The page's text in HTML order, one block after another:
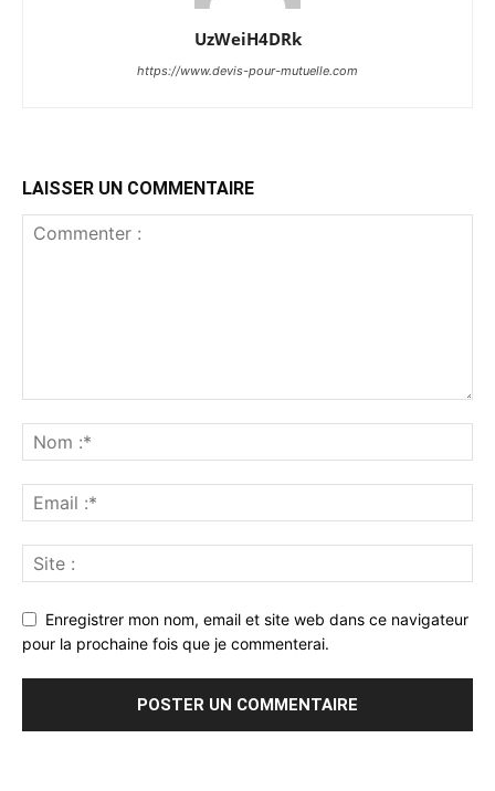
UzWeiH4DRk
https://www.devis-pour-mutuelle.com
LAISSER UN COMMENTAIRE
Enregistrer mon nom, email et site web dans ce navigateur
pour la prochaine fois que je commenterai.